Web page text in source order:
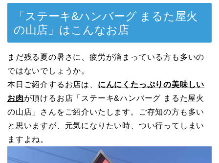
「ステーキ&ハンバーグ まるた屋火
の山店」はこんなお店
まだ残る夏の暑さに、疲労が溜まっている方も多いの
ではないでしょうか。
本日ご紹介するお店は、 にんにくたっぷりの美味しい
お肉が頂けるお店「ステーキ&ハンバーグ まるた屋火
の山店」さんをご紹介いたします。ご存知の方も多い
と思いますが、元気になりたい時、つい行ってしまい
ますよね。